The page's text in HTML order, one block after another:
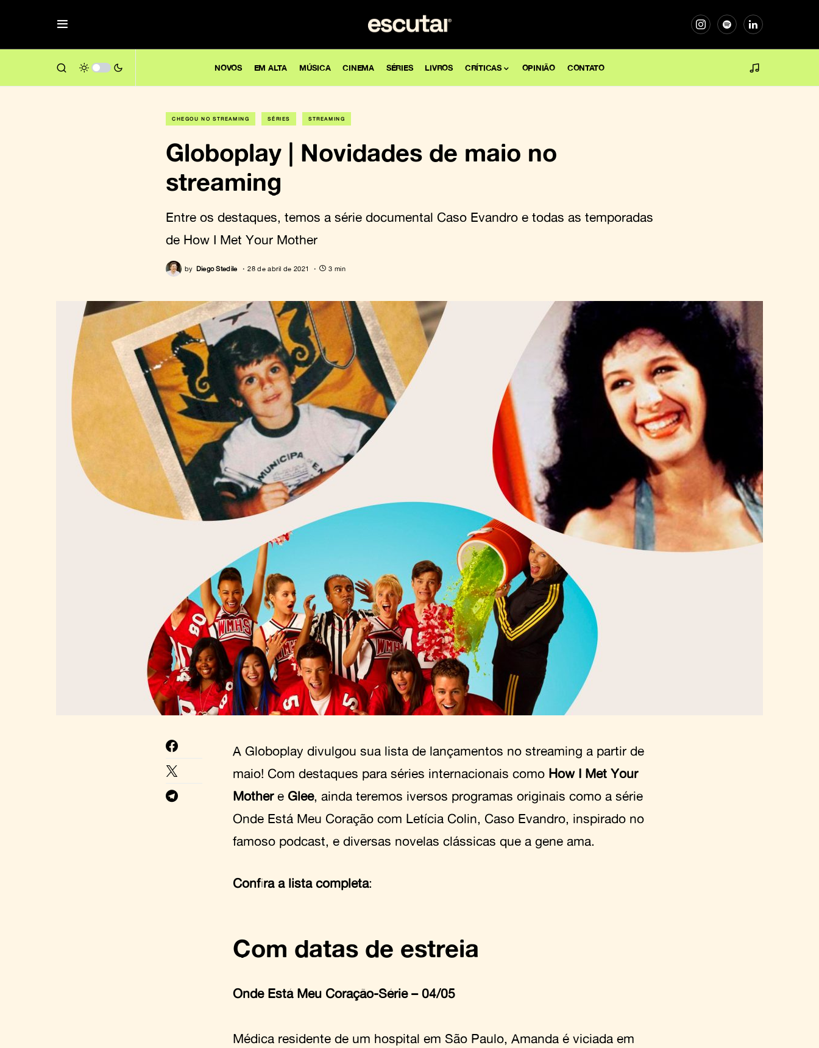
NOVOS EM ALTA MÚSICA CINEMA SÉRIES LIVROS CRÍTICAS OPINIÃO CONTATO
CHEGOU NO STREAMING SÉRIES STREAMING
Globoplay | Novidades de maio no
streaming
Entre os destaques, temos a série documental Caso Evandro e todas as temporadas
de How I Met Your Mother
by Diego Stedile 28 de abril de 2021 3 min
A Globoplay divulgou sua lista de lançamentos no streaming a partir de
maio! Com destaques para séries internacionais como How I Met Your
Mothere Glee, ainda teremos iversos programas originais como a série
Onde Está Meu Coração com Letícia Colin, Caso Evandro, inspirado no
famoso podcast, e diversas novelas clássicas que a gene ama.
Confira a lista completa:
Com datas de estreia
Onde Está Meu Coração-Série – 04/05
Médica residente de um hospital em São Paulo, Amanda é viciada em